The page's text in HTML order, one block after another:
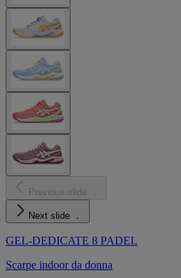
Previous slide
Next slide
GEL-DEDICATE 8 PADEL
Scarpe indoor da donna